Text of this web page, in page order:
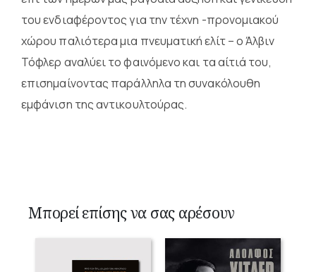
του ενδιαφέροντος για την τέχνη -προνομιακού
χώρου παλιότερα μια πνευματική ελίτ – ο Άλβιν
Τόφλερ αναλύει το φαινόμενο και τα αίτιά του,
επισημαίνοντας παράλληλα τη συνακόλουθη
εμφάνιση της αντικουλτούρας.
Μπορεί επίσης να σας αρέσουν